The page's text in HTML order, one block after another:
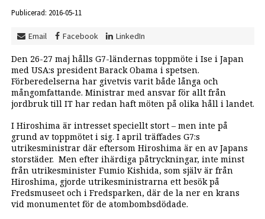
Publicerad: 2016-05-11
Email Facebook LinkedIn
Den 26-27 maj hålls G7-ländernas toppmöte i Ise i Japan
med USA:s president Barack Obama i spetsen.
Förberedelserna har givetvis varit både långa och
mångomfattande. Ministrar med ansvar för allt från
jordbruk till IT har redan haft möten på olika håll i landet.
I Hiroshima är intresset speciellt stort – men inte på
grund av toppmötet i sig. I april träffades G7:s
utrikesministrar där eftersom Hiroshima är en av Japans
storstäder. Men efter ihärdiga påtryckningar, inte minst
från utrikesminister Fumio Kishida, som själv är från
Hiroshima, gjorde utrikesministrarna ett besök på
Fredsmuseet och i Fredsparken, där de la ner en krans
vid monumentet för de atombombsdödade.